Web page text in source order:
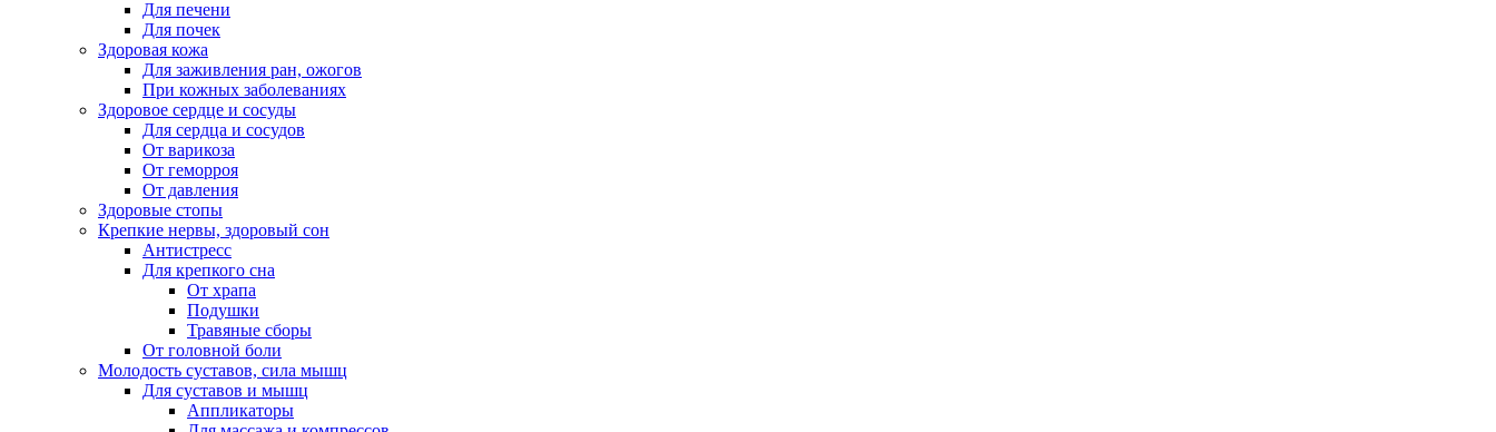
Для печени
Для почек
Здоровая кожа
Для заживления ран, ожогов
При кожных заболеваниях
Здоровое сердце и сосуды
Для сердца и сосудов
От варикоза
От геморроя
От давления
Здоровые стопы
Крепкие нервы, здоровый сон
Антистресс
Для крепкого сна
От храпа
Подушки
Травяные сборы
От головной боли
Молодость суставов, сила мышц
Для суставов и мышц
Аппликаторы